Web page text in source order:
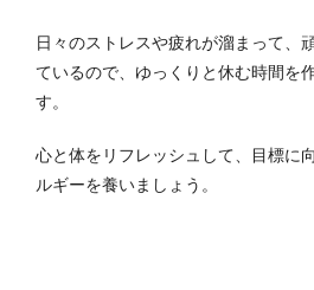
日々のストレスや疲れが溜まって、
ているので、ゆっくりと休む時間を
す。
心と体をリフレッシュして、目標に
ルギーを養いましょう。